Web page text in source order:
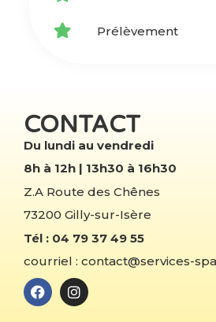
Prélèvement
CONTACT
Du lundi au vendredi
8h à 12h | 13h30 à 16h30
Z.A Route des Chênes
73200 Gilly-sur-Isère
Tél : 04 79 37 49 55
courriel : contact@services-